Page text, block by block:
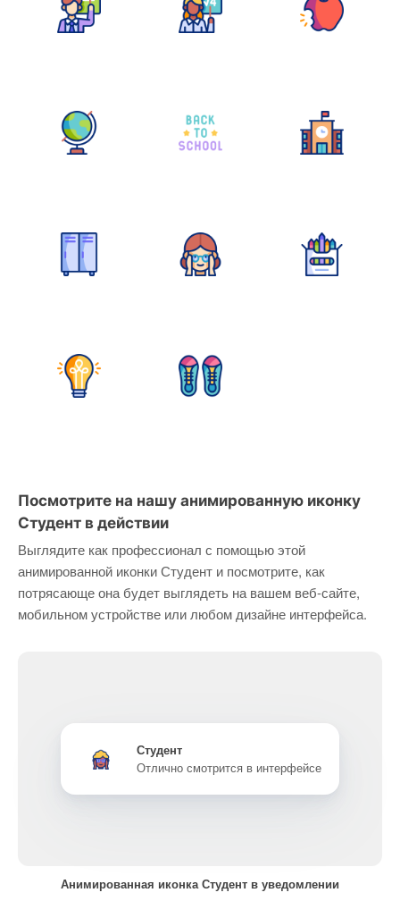
Посмотрите на нашу анимированную иконку
Студент в действии
Выглядите как профессионал с помощью этой
анимированной иконки Студент и посмотрите, как
потрясающе она будет выглядеть на вашем веб-сайте,
мобильном устройстве или любом дизайне интерфейса.
Студент
Отлично смотрится в интерфейсе
Анимированная иконка Студент в уведомлении